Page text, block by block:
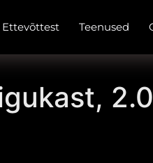
Ettevõttest Teenused